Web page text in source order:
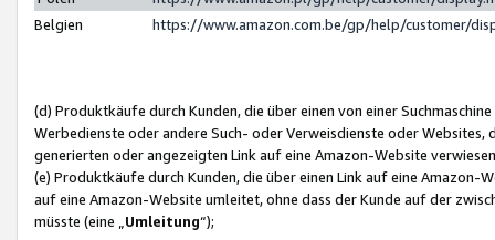
Belgien
https://www.amazon.com.be/gp/help/customer/
(d) Produktkäufe durch Kunden, die über einen von einer
Werbedienste oder andere Such- oder Verweisdienste oder Websites,
generierten oder angezeigten Link auf eine Amazon-Website
(e) Produktkäufe durch Kunden, die über einen Link auf eine
auf eine Amazon-Website umleitet, ohne dass der Kunde auf der
müsste (eine „ Umleitung“);